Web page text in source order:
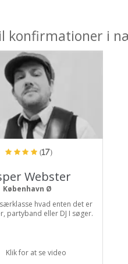
konfirmationer i
(17)
Webster
København Ø
hvad enten det er
partyband eller DJ I søger.
Klik for at se video